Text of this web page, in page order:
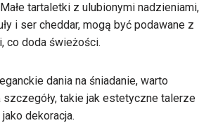
tartaletki z ulubionymi nadzieniami,
i ser cheddar, mogą być podawane z
co doda świeżości.
dania na śniadanie, warto
szczegóły, takie jak estetyczne talerze
dekoracja.